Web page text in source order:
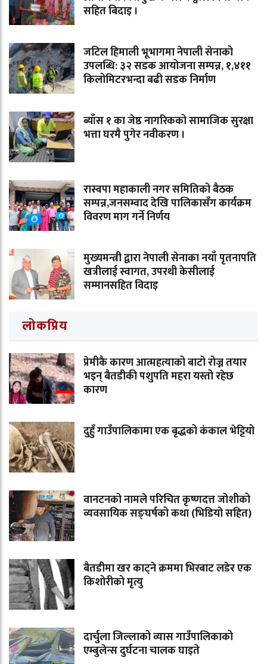
सहित बिदाइ ।
जटिल हिमाली भूभागमा नेपाली सेनाको
उपलब्धि: ३२ सडक आयोजना सम्पन्न, १,४११
किलोमिटरभन्दा बढी सडक निर्माण
ब्याँस १ का जेष्ठ नागरिकको सामाजिक सुरक्षा
भत्ता घरमै पुगेर नवीकरण ।
रास्वपा महाकाली नगर समितिको बैठक
सम्पन्न,जनसम्वाद देखि पालिकासँग कार्यक्रम
विवरण माग गर्ने निर्णय
मुख्यमन्त्री द्वारा नेपाली सेनाका नयाँ पृतनापति
खत्रीलाई स्वागत, उपरथी केसीलाई
सम्मानसहित विदाइ
लोकप्रिय
प्रेमीकै कारण आत्महत्याको बाटो रोज्न तयार
भइन् बैतडीकी पशुपति महरा यस्तो रहेछ
कारण
दुहुँ गाउँपालिकामा एक बृद्धको कंकाल भेट्टियो
वानटनको नामले परिचित कृष्णदत्त जोशीको
व्यवसायिक सङ्घर्षको कथा (भिडियो सहित)
बैतडीमा खर काट्ने क्रममा भिरबाट लडेर एक
किशोरीको मृत्यु
दार्चुला जिल्लाको व्यास गाउँपालिकाको
एम्बुलेन्स दुर्घटना चालक घाइते